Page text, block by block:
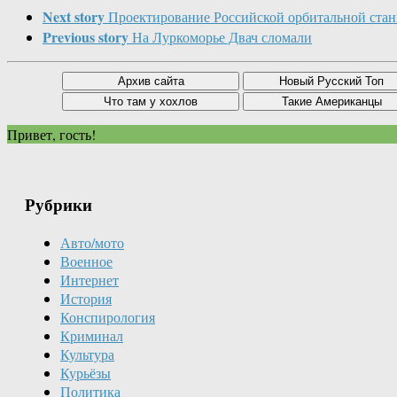
Next storyПроектирование Российской орбитальной
Previous storyНа Луркоморье Двач сломали
Привет, гость!
Рубрики
Авто/мото
Военное
Интернет
История
Конспирология
Криминал
Культура
Курьёзы
Политика